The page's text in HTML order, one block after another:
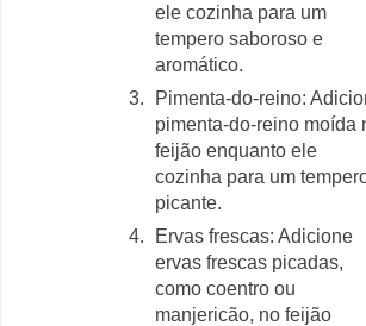
ele cozinha para um
tempero saboroso e
aromático.
Pimenta-do-reino:
pimenta-do-reino moída
feijão enquanto ele
cozinha para um
picante.
Ervas frescas: Adicione
ervas frescas picadas,
como coentro ou
manjericão, no feijão